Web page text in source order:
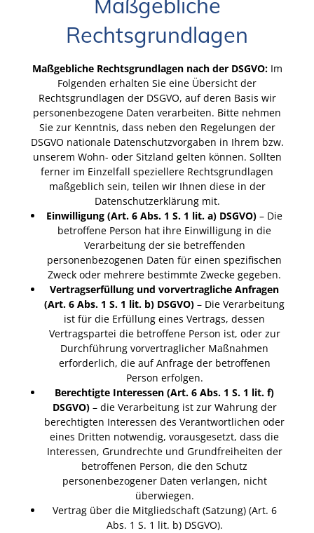
Rechtsgrundlagen
Maßgebliche Rechtsgrundlagen nach der DSGVO: Im
Folgenden erhalten Sie eine Übersicht der
Rechtsgrundlagen der DSGVO, auf deren Basis wir
personenbezogene Daten verarbeiten. Bitte nehmen
Sie zur Kenntnis, dass neben den Regelungen der
DSGVO nationale Datenschutzvorgaben in Ihrem bzw.
unserem Wohn- oder Sitzland gelten können. Sollten
ferner im Einzelfall speziellere Rechtsgrundlagen
maßgeblich sein, teilen wir Ihnen diese in der
Datenschutzerklärung mit.
Einwilligung (Art. 6 Abs. 1 S. 1 lit. a) DSGVO) – Die
betroffene Person hat ihre Einwilligung in die
Verarbeitung der sie betreffenden
personenbezogenen Daten für einen spezifischen
Zweck oder mehrere bestimmte Zwecke gegeben.
Vertragserfüllung und vorvertragliche Anfragen
(Art. 6 Abs. 1 S. 1 lit. b) DSGVO) – Die Verarbeitung
ist für die Erfüllung eines Vertrags, dessen
Vertragspartei die betroffene Person ist, oder zur
Durchführung vorvertraglicher Maßnahmen
erforderlich, die auf Anfrage der betroffenen
Person erfolgen.
Berechtigte Interessen (Art. 6 Abs. 1 S. 1 lit. f)
DSGVO)– die Verarbeitung ist zur Wahrung der
berechtigten Interessen des Verantwortlichen oder
eines Dritten notwendig, vorausgesetzt, dass die
Interessen, Grundrechte und Grundfreiheiten der
betroffenen Person, die den Schutz
personenbezogener Daten verlangen, nicht
überwiegen.
Vertrag über die Mitgliedschaft (Satzung) (Art. 6
Abs. 1 S. 1 lit. b) DSGVO).